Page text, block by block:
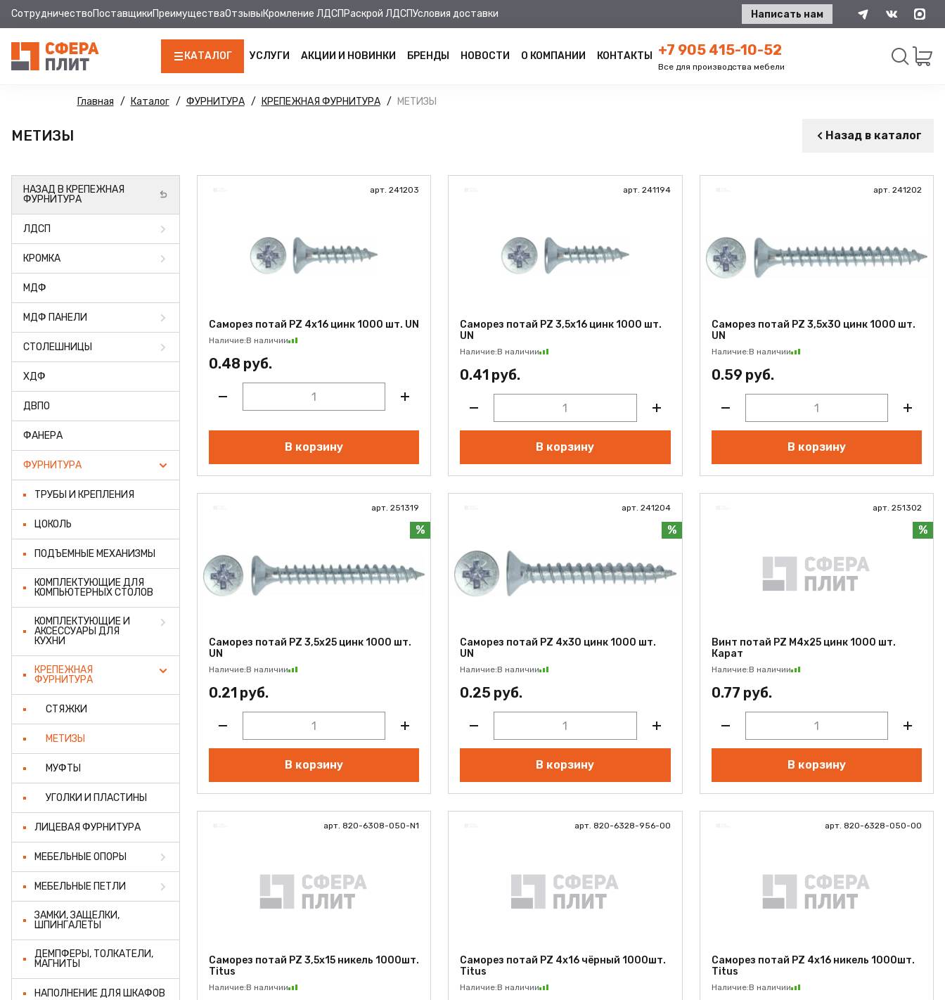
СотрудничествоПоставщикиПреимуществаОтзывыКромление ЛДСП Раскрой ЛДСПУсловия доставки Написать нам
КАТАЛОГ
ЛДСП
ФАНЕРА
УСЛУГИ АКЦИИ И НОВИНКИ БРЕНДЫ НОВОСТИ О КОМПАНИИ КОНТАКТЫ +7 905 415-10-52
Все для производства мебели
Главная Каталог ФУРНИТУРА КРЕПЕЖНАЯ ФУРНИТУРА МЕТИЗЫ
МЕТИЗЫ Назад в каталог
НАЗАД В КРЕПЕЖНАЯ
ФУРНИТУРА
ЛДСП
КРОМКА
МДФ
МДФ ПАНЕЛИ
СТОЛЕШНИЦЫ
ХДФ
ДВПО
ФАНЕРА
ФУРНИТУРА
ТРУБЫ И КРЕПЛЕНИЯ
ЦОКОЛЬ
ПОДЪЕМНЫЕ МЕХАНИЗМЫ
КОМПЛЕКТУЮЩИЕ ДЛЯ
КОМПЬЮТЕРНЫХ СТОЛОВ
КОМПЛЕКТУЮЩИЕ И
АКСЕССУАРЫ ДЛЯ
КУХНИ
КРЕПЕЖНАЯ
ФУРНИТУРА
СТЯЖКИ
МЕТИЗЫ
МУФТЫ
УГОЛКИ И ПЛАСТИНЫ
ЛИЦЕВАЯ ФУРНИТУРА
МЕБЕЛЬНЫЕ ОПОРЫ
МЕБЕЛЬНЫЕ ПЕТЛИ
ЗАМКИ, ЗАЩЕЛКИ,
ШПИНГАЛЕТЫ
ДЕМПФЕРЫ, ТОЛКАТЕЛИ,
МАГНИТЫ
НАПОЛНЕНИЕ ДЛЯ ШКАФОВ
арт. 241203
Саморез потай PZ 4х16 цинк 1000 шт. UN
Наличие:В наличии
0.48 руб.
В корзину
арт. 241194
Саморез потай PZ 3,5х16 цинк 1000 шт.
UN
Наличие:В наличии
0.41 руб.
В корзину
арт. 241202
Саморез потай PZ 3,5х30 цинк 1000 шт.
UN
Наличие:В наличии
0.59 руб.
В корзину
арт. 251319
%
Саморез потай PZ 3,5х25 цинк 1000 шт.
UN
Наличие:В наличии
0.21 руб.
В корзину
арт. 241204
%
Саморез потай PZ 4х30 цинк 1000 шт.
UN
Наличие:В наличии
0.25 руб.
В корзину
арт. 251302
%
Винт потай PZ M4х25 цинк 1000 шт.
Карат
Наличие:В наличии
0.77 руб.
В корзину
арт. 820-6308-050-N1
Саморез потай PZ 3,5х15 никель 1000шт.
Titus
Наличие:В наличии
арт. 820-6328-956-00
Саморез потай PZ 4х16 чёрный 1000шт.
Titus
Наличие:В наличии
арт. 820-6328-050-00
Саморез потай PZ 4х16 никель 1000шт.
Titus
Наличие:В наличии